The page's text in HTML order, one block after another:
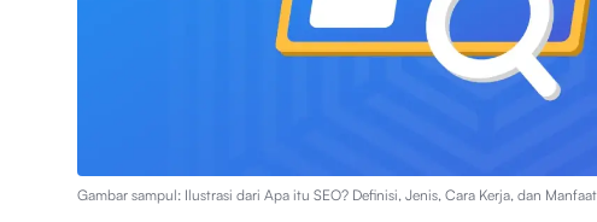
Gambar sampul: Ilustrasi dari Apa itu SEO? Definisi, Jenis, Cara Kerja, dan